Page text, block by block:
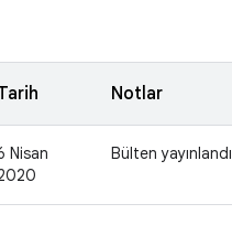
Notlar
Nisan
Bülten yayınlandı